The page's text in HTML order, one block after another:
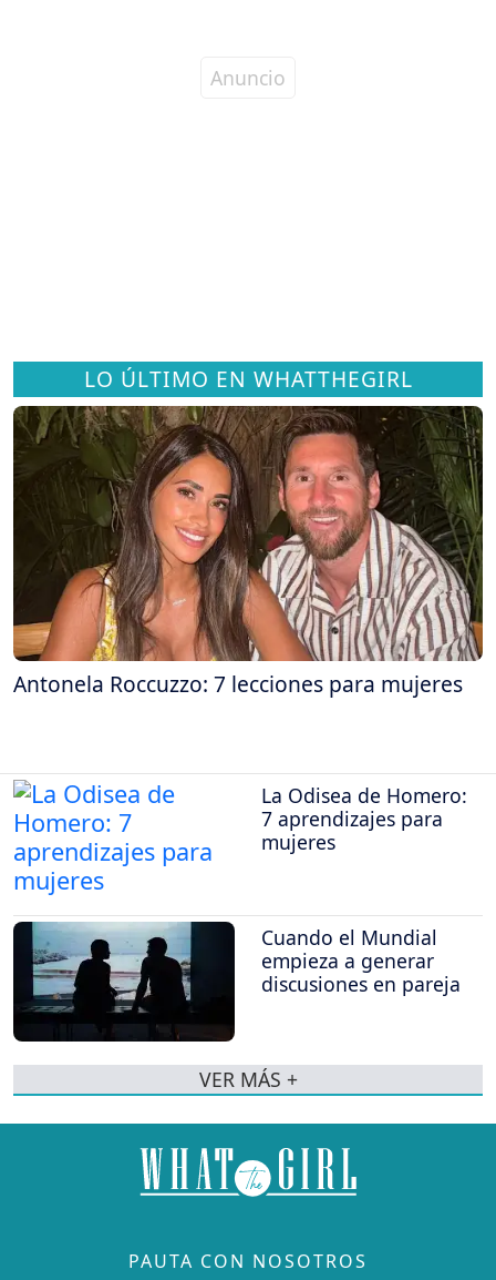
LO ÚLTIMO EN WHATTHEGIRL
Antonela Roccuzzo: 7 lecciones para mujeres
La Odisea de Homero:
7 aprendizajes para
mujeres
Cuando el Mundial
empieza a generar
discusiones en pareja
VER MÁS +
PAUTA CON NOSOTROS